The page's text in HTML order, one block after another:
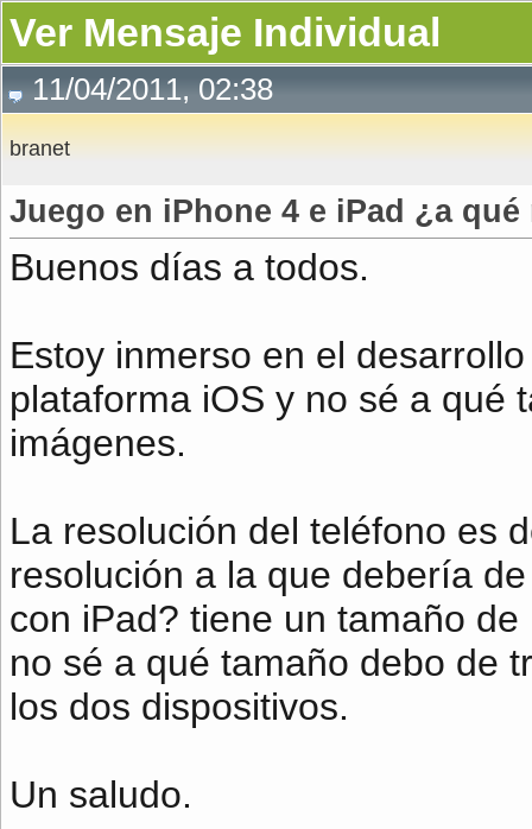
Ver Mensaje Individual
11/04/2011, 02:38
branet
Juego en iPhone 4 e iPad ¿a
Buenos días a todos.
Estoy inmerso en el
plataforma iOS y no sé a qué
imágenes.
La resolución del teléfono es
resolución a la que debería
con iPad? tiene un tamaño
no sé a qué tamaño debo de
los dos dispositivos.
Un saludo.